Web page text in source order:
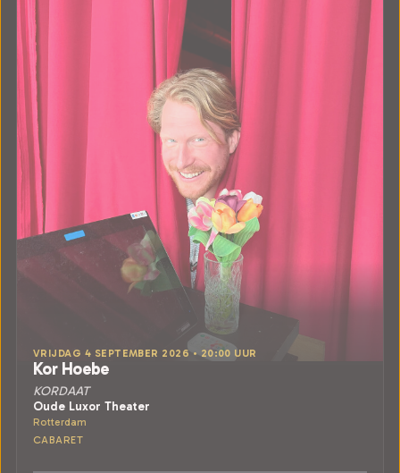
VRIJDAG 4 SEPTEMBER 2026 • 20:00 UUR
Kor Hoebe
KORDAAT
Oude Luxor Theater
Rotterdam
CABARET